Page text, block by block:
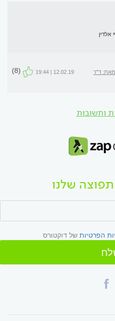
ד"ר
12.02.19 | 19:44
(8)
ותשובות
שלנו
הפרטיות של דוקטורס